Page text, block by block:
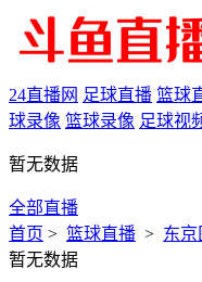
24直播网 足球直播 篮球
球录像 篮球录像 足球视
暂无数据
全部直播
首页 > 篮球直播 > 东京
暂无数据